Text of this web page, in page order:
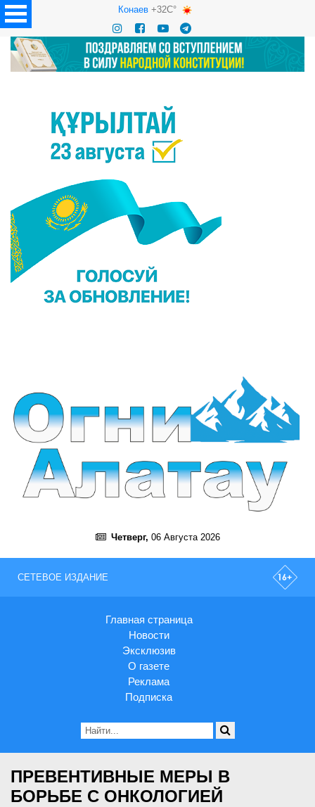
Конаев+32C°
Четверг, 06 Августа 2026
СЕТЕВОЕ ИЗДАНИЕ
Главная страница
Новости
Эксклюзив
О газете
Реклама
Подписка
ПРЕВЕНТИВНЫЕ МЕРЫ В
БОРЬБЕ С ОНКОЛОГИЕЙ